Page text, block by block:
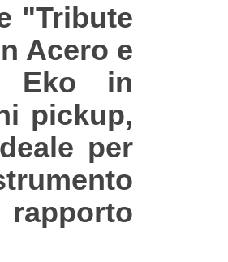
"Tribute
Acero e
Eko in
pickup,
per